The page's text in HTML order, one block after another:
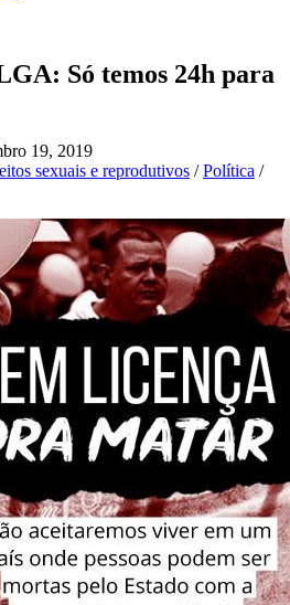
Só temos 24h para
19, 2019
sexuais e reprodutivos / Política /